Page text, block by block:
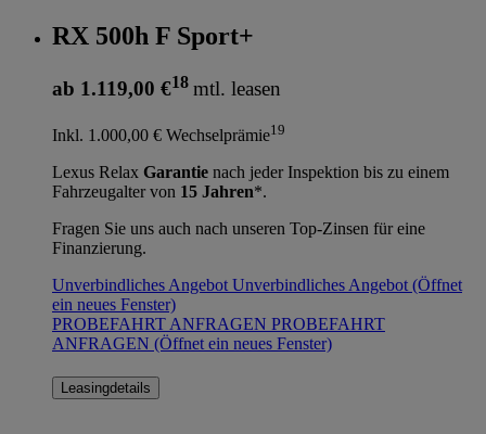
RX 500h F Sport+
ab 1.119,00 €18 mtl. leasen
Inkl. 1.000,00 € Wechselprämie19
Lexus Relax Garantie nach jeder Inspektion bis zu einem
Fahrzeugalter von 15 Jahren*.
Fragen Sie uns auch nach unseren Top-Zinsen für eine
Finanzierung.
Unverbindliches Angebot Unverbindliches Angebot (Öffnet
ein neues Fenster)
PROBEFAHRT ANFRAGEN PROBEFAHRT
ANFRAGEN (Öffnet ein neues Fenster)
Leasingdetails